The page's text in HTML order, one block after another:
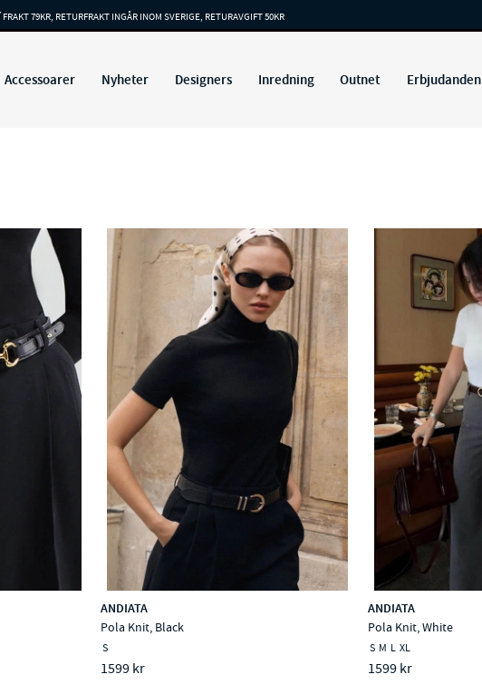
FRAKT 79KR, RETURFRAKT INGÅR INOM SVERIGE, RETURAVGIFT 50KR
Accessoarer Nyheter Designers Inredning Outnet Erbjudanden
ANDIATA
Pola Knit, Black
S
1599 kr
ANDIATA
Pola Knit, White
S M L XL
1599 kr